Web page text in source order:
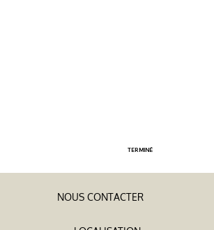
TERMINÉ
NOUS CONTACTER